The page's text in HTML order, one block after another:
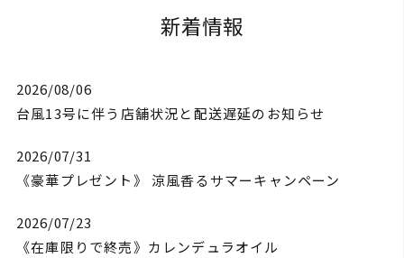
新着情報
2026/08/06
台風13号に伴う店舗状況と配送遅延のお知らせ
2026/07/31
《豪華プレゼント》 涼風香るサマーキャンペーン
2026/07/23
《在庫限りで終売》カレンデュラオイル